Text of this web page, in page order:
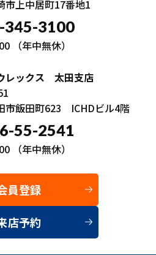
市上中居町17番地1
345-3100
（年中無休）
レックス 太田支店
市飯田町623 ICHDビル4階
55-2541
（年中無休）
員登録
店予約